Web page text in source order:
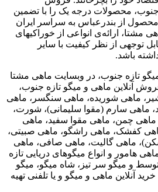
جنوب، محصولات درجه یک را با تضمین
از بندرعباس به سراسر ایران
ارائه‌ی انواعی از خوراکیهای
توجهی از نظر کیفیت با سایر
باشد.
تازه جنوب، در وبسایت ماهی مشتا
آنلاین ماهی و میگو تازه جنوب،
ماهی شوریده، ماهی سنگسر، ماهی
ماهی سارم (مقوا سلیمانی)، شورت،
چمن، ماهی مقوا سفید، ماهی
کفشک، ماهی راشگو، ماهی صبیتی،
ماهی گالیت، ماهی صافی، ماهی
هامور و انواع میگوهای دریایی تازه
و میگو سر تیز، شاه میگو، میگو
آنلاین ماهی و میگو و یا تلفنی تهیه